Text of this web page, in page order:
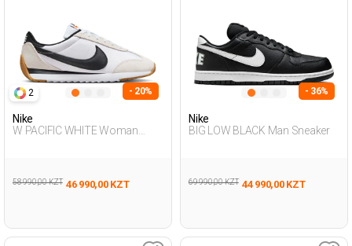
2 - 20%
Nike
W PACIFIC WHITE Woman
58 990,00 KZT 46 990,00 KZT
- 36%
Nike
BIG LOW BLACK Man Sneaker
69 990,00 KZT 44 990,00 KZT